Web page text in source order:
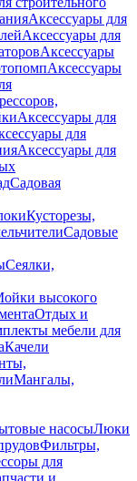
Аксессуары для
Аксессуары для
Аксессуары
Аксессуары
Аксессуары для
для
Аксессуары для
Садовая
Кусторезы,
Садовые
Сеялки,
высокого
Отдых и
мебели для
Качели
Мангалы,
насосыЛюки
Фильтры,
для
и